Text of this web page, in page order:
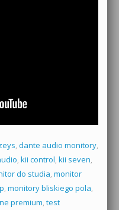
, dante audio monitory,
, kii control, kii seven,
do studia, monitor
, monitory bliskiego pola,
premium, test